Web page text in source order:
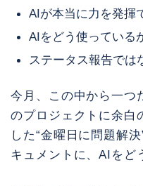
AIが本当に力を発揮
AIをどう使っている
ステータス報告では
今月、この中から一つ
のプロジェクトに余白
した“金曜日に問題解
キュメントに、AIをど